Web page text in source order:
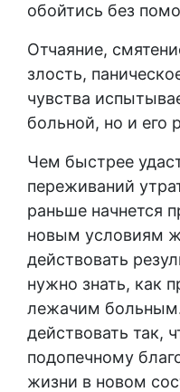
обойтись без
Отчаяние,
злость,
чувства
больной, но и его
Чем быстрее
переживаний
раньше начнется
новым условиям
действовать
нужно знать, как
лежачим
действовать так,
подопечному
жизни в новом